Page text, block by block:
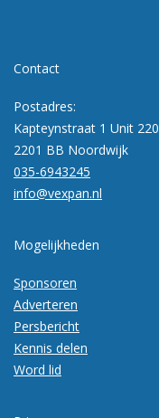
Contact
Postadres:
Kapteynstraat 1 Unit 220
2201 BB Noordwijk
035-6943245
info@vexpan.nl
Mogelijkheden
Sponsoren
Adverteren
Persbericht
Kennis delen
Word lid